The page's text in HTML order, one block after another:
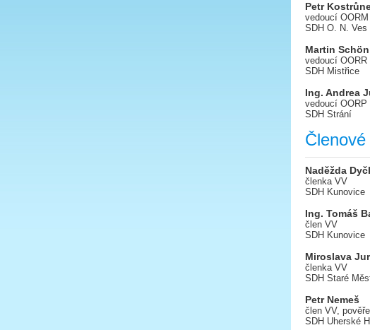
Petr
vedoucí OORM
SDH O. N. Ves
Martin Schön
vedoucí OORR
SDH Mistřice
Ing. Andrea
vedoucí OORP
SDH Strání
Naděžda
členka VV
SDH Kunovice
Ing. Tomáš
člen VV
SDH Kunovice
Miroslava
členka VV
SDH Staré
Petr Nemeš
člen VV,
SDH Uherské